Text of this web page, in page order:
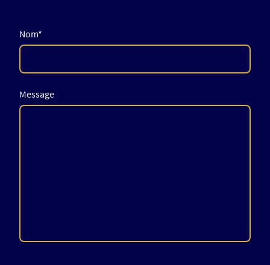
Nom*
Message